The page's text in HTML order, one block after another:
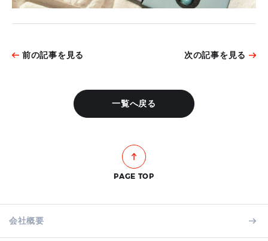
前の記事を見る 次の記事を見る
一覧へ戻る
PAGE TOP
会社概要